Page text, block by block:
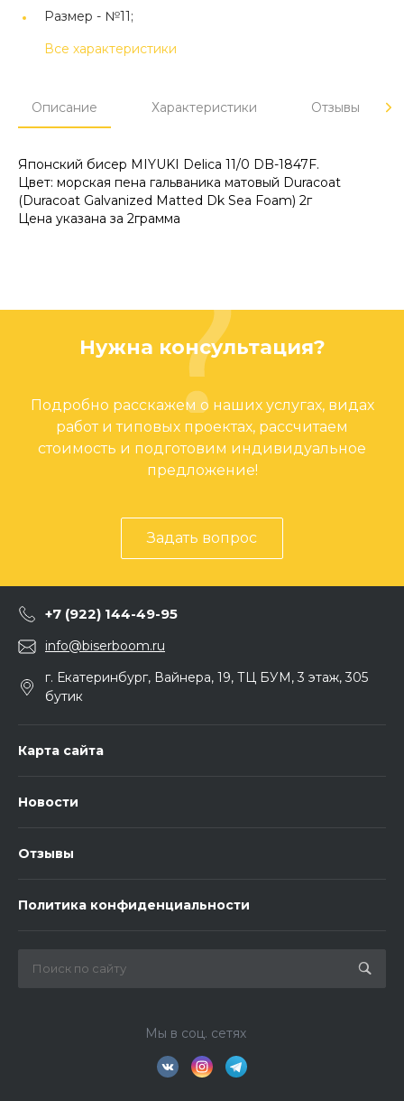
Размер - №11;
Все характеристики
Описание Характеристики Отзывы
Японский бисер MIYUKI Delica 11/0 DB-1847F.
Цвет: морская пена гальваника матовый Duracoat
(Duracoat Galvanized Matted Dk Sea Foam) 2г
Цена указана за 2грамма
Нужна консультация?
Подробно расскажем о наших услугах, видах
работ и типовых проектах, рассчитаем
стоимость и подготовим индивидуальное
предложение!
Задать вопрос
+7 (922) 144-49-95
info@biserboom.ru
г. Екатеринбург, Вайнера, 19, ТЦ БУМ, 3 этаж, 305
бутик
Карта сайта
Новости
Отзывы
Политика конфиденциальности
Мы в соц. сетях